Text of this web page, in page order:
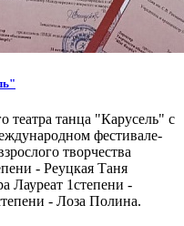
театра танца "Карусель" с
фестивале-
творчества
- Реуцкая Таня
Лауреат 1степени -
- Лоза Полина.